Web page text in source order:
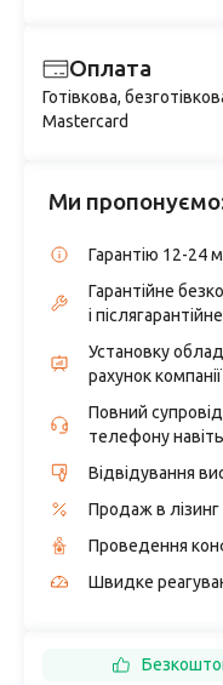
Оплата
Готівкова,
Mastercard
Ми
Гарантію 12-24
Гарантійне
і післягарантійне
Установку
рахунок компанії
Повний супровід
телефону
Відвідування
Продаж в лізинг
Проведення
Швидке